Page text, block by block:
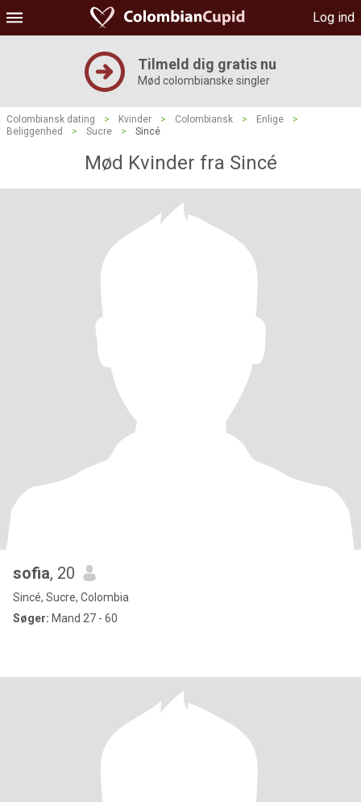
Log ind
Tilmeld dig gratis nu
Mød colombianske singler
Colombiansk dating > Kvinder > Colombiansk > Enlige
>
Beliggenhed
> Sucre > Sincé
Mød Kvinder fra Sincé
sofia, 20
Sincé, Sucre, Colombia
Søger: Mand 27 - 60